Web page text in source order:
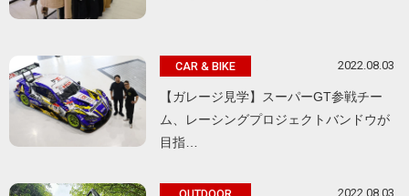
CAR & BIKE 2022.08.03
【ガレージ見学】スーパーGT参戦チー
ム、レーシングプロジェクトバンドウが
目指…
2022.08.03